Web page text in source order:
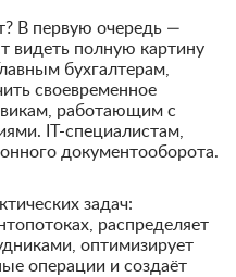
В первую очередь —
видеть полную картину
бухгалтерам,
своевременное
работающим с
IT-специалистам,
документооборота.
задач:
распределяет
оптимизирует
операции и создаёт